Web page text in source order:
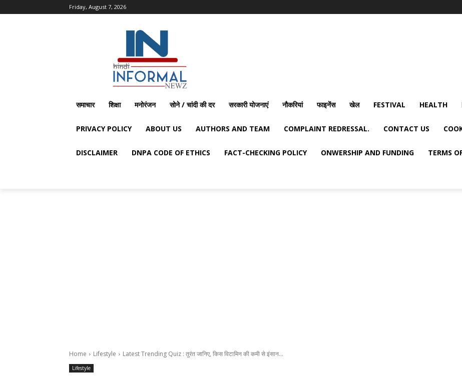
Friday, August 7, 2026
समाचार शिक्षा मनोरंजन सोने / चांदी की दर सरकारी योजनाएं नौकरियां फाइनेंस खेल FESTIVAL HEALTH
PRIVACY POLICY ABOUT US AUTHORS AND TEAM COMPLAINT REDRESSAL. CONTACT US
DISCLAIMER DNPA CODE OF ETHICS FACT-CHECKING POLICY ONWERSHIP AND FUNDING TERMS
Home Lifestyle Latest Trending Quiz : तुरंत जानिए, किस विटामिन की कमी से इंसान...
Lifestyle